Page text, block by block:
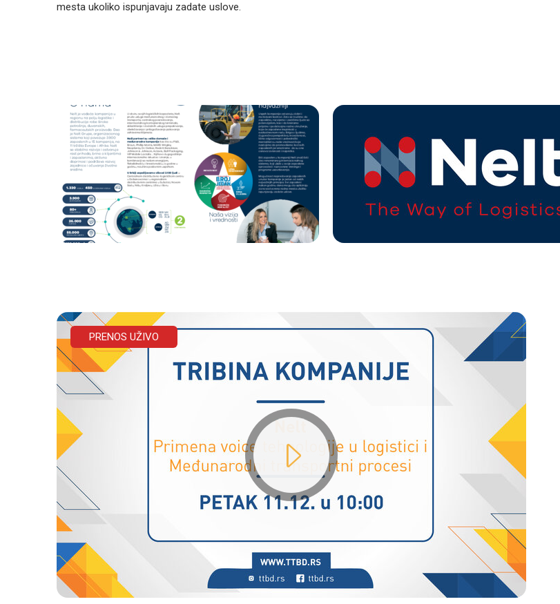
mesta ukoliko ispunjavaju zadate uslove.
PRENOS UŽIVO